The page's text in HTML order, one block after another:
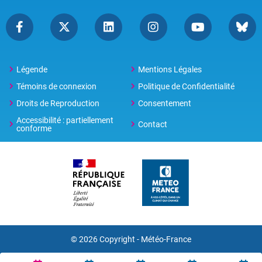
Légende
Mentions Légales
Témoins de connexion
Politique de Confidentialité
Droits de Reproduction
Consentement
Accessibilité : partiellement
conforme
Contact
© 2026 Copyright - Météo-France